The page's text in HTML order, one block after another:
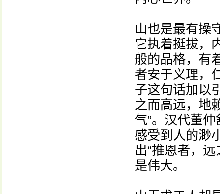
山也是最有操
它执着挺拔，
般的品格，有
者安于义理，
子这句话加以
之而高远，地
气”。汉代董
感受到人的渺
出“推恩者，
是伟大。